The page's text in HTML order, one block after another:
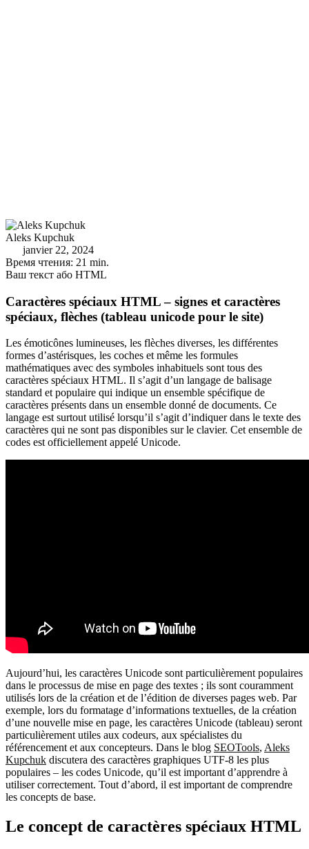
Aleks Kupchuk
janvier 22, 2024
Время чтения: 21 min.
Ваш текст або HTML
Caractères spéciaux HTML – signes et caractères
spéciaux, flèches (tableau unicode pour le site)
Les émoticônes lumineuses, les flèches diverses, les différentes
formes d’astérisques, les coches et même les formules
mathématiques avec des symboles inhabituels sont tous des
caractères spéciaux HTML. Il s’agit d’un langage de balisage
standard et populaire qui indique un ensemble spécifique de
caractères présents dans un ensemble donné de documents. Ce
langage est surtout utilisé lorsqu’il s’agit d’indiquer dans le texte des
caractères qui ne sont pas disponibles sur le clavier. Cet ensemble de
codes est officiellement appelé Unicode.
Aujourd’hui, les caractères Unicode sont particulièrement populaires
dans le processus de mise en page des textes ; ils sont couramment
utilisés lors de la création et de l’édition de diverses pages web. Par
exemple, lors du formatage d’informations textuelles, de la création
d’une nouvelle mise en page, les caractères Unicode (tableau) seront
particulièrement utiles aux codeurs, aux spécialistes du
référencement et aux concepteurs. Dans le blog SEOTools, Aleks
Kupchuk discutera des caractères graphiques UTF-8 les plus
populaires – les codes Unicode, qu’il est important d’apprendre à
utiliser correctement. Tout d’abord, il est important de comprendre
les concepts de base.
Le concept de caractères spéciaux HTML